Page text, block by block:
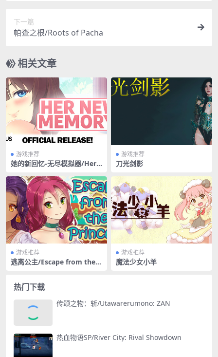
下一篇
帕查之根/Roots of Pacha
相关文章
游戏推荐
她的新回忆-无尽模拟器/Her
ulator（正式版+作弊控制
台）
游戏推荐
刀光剑影
游戏推荐
逃离公主/Escape from the P
游戏推荐
魔法少女小羊
热门下载
传颂之物：斩/Utawarerumono: ZAN
热血物语SP/River City: Rival Showdown